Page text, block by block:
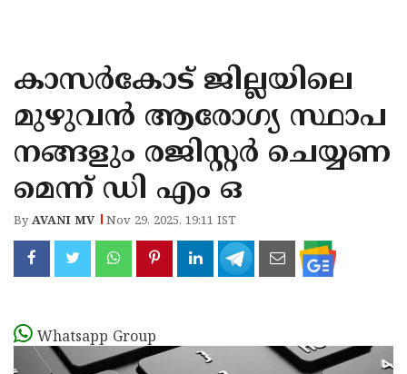
KANNUR
KASARAGOD
കാസർകോട്‌ ജില്ലയിലെ
മുഴുവൻ ആരോഗ്യ സ്ഥാപ
നങ്ങളും രജിസ്റ്റർ ചെയ്യണ
മെന്ന് ഡി എം ഒ
ByAVANI MV Nov 29, 2025, 19:11 IST
Whatsapp Group